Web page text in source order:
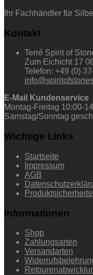
Ihr Fachhändler für
Kontakt
Terré Spirit of
Zum Eichicht 17
Telefon: +49 (0)
E-Mail Kundenservice
Montag-Freitag 10:00-
Samstag/Sonntag
Wichtige Links
Startseite
Impressum
AGB
Informationen
Shop
Zahlungsarten
Versandarten